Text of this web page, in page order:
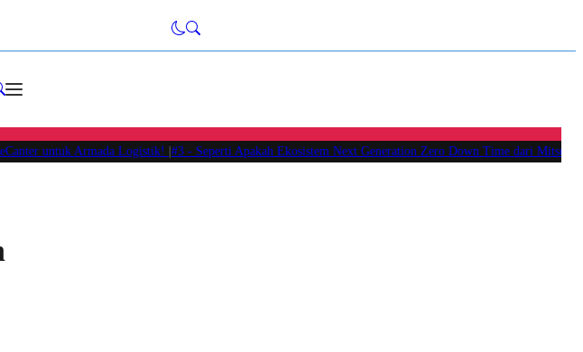
untuk Armada Logistik!|#3 -Seperti Apakah Ekosistem Next Generation Zero Down Time dari Mitsubishi